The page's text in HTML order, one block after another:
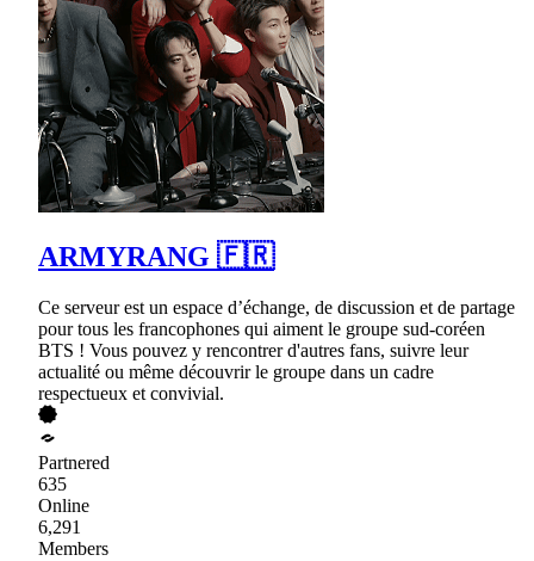
ARMYRANG 🇫🇷
Ce serveur est un espace d’échange, de discussion et de partage
pour tous les francophones qui aiment le groupe sud-coréen
BTS ! Vous pouvez y rencontrer d'autres fans, suivre leur
actualité ou même découvrir le groupe dans un cadre
respectueux et convivial.
Partnered
635
Online
6,291
Members